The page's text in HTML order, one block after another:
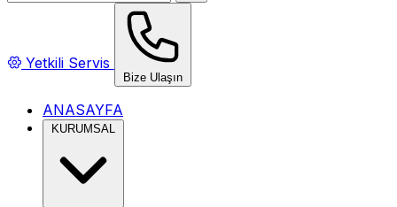
Yetkili Servis
Bize Ulaşın
ANASAYFA
KURUMSAL